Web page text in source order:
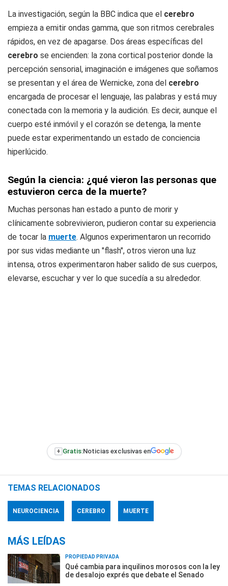
La investigación, según la BBC indica que el cerebro
empieza a emitir ondas gamma, que son ritmos cerebrales
rápidos, en vez de apagarse. Dos áreas específicas del
cerebro se encienden: la zona cortical posterior donde la
percepción sensorial, imaginación e imágenes que soñamos
se presentan y el área de Wernicke, zona del cerebro
encargada de procesar el lenguaje, las palabras y está muy
conectada con la memoria y la audición. Es decir, aunque el
cuerpo esté inmóvil y el corazón se detenga, la mente
puede estar experimentando un estado de conciencia
hiperlúcido.
Según la ciencia: ¿qué vieron las personas que
estuvieron cerca de la muerte?
Muchas personas han estado a punto de morir y
clínicamente sobrevivieron, pudieron contar su experiencia
de tocar la muerte. Algunos experimentaron un recorrido
por sus vidas mediante un "flash", otros vieron una luz
intensa, otros experimentaron haber salido de sus cuerpos,
elevarse, escuchar y ver lo que sucedía a su alrededor.
+ Gratis:Noticias exclusivas en
TEMAS RELACIONADOS
NEUROCIENCIA CEREBRO MUERTE
MÁS LEÍDAS
PROPIEDAD PRIVADA
Qué cambia para inquilinos morosos con la ley
de desalojo exprés que debate el Senado